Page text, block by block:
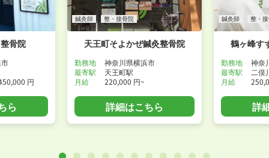
骨院
円
ら
鍼灸師 整・接骨院
天王町そよかぜ鍼灸整骨院
勤務地
神奈川県横浜市
最寄駅
天王町駅
月給
220,000 円~
詳細はこちら
鍼灸師 整・
鶴ヶ峰す
勤務地
神奈
最寄駅
二俣
月給
詳